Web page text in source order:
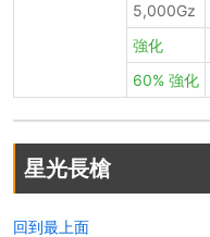
5,000Gz
強化
60% 強化
星光長槍
回到最上面